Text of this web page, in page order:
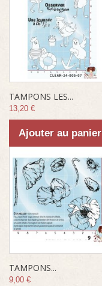
TAMPONS LES...
13,20 €
Ajouter au panier
TAMPONS...
9,00 €